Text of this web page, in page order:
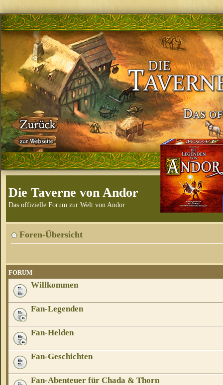
Die Taverne von Andor
Das offizielle Forum zur Welt von Andor
Foren-Übersicht
FORUM
Willkommen
Fan-Legenden
Fan-Helden
Fan-Geschichten
Fan-Abenteuer für Chada & Thorn